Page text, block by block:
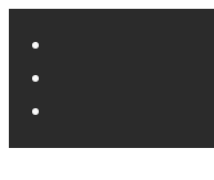
suoraan
sisältöön